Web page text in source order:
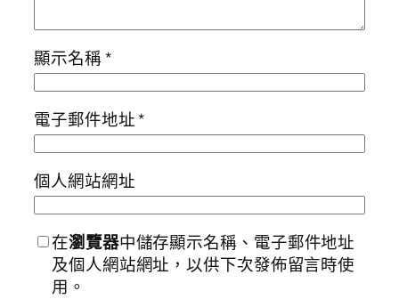
顯示名稱*
電子郵件地址*
個人網站網址
在瀏覽器中儲存顯示名稱、電子郵件地址
及個人網站網址，以供下次發佈留言時使
用。